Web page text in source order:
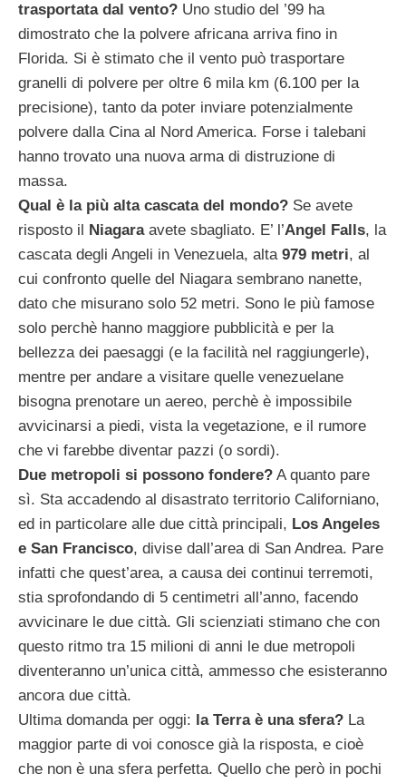
trasportata dal vento? Uno studio del ’99 ha
dimostrato che la polvere africana arriva fino in
Florida. Si è stimato che il vento può trasportare
granelli di polvere per oltre 6 mila km (6.100 per la
precisione), tanto da poter inviare potenzialmente
polvere dalla Cina al Nord America. Forse i talebani
hanno trovato una nuova arma di distruzione di
massa.
Qual è la più alta cascata del mondo? Se avete
risposto il Niagara avete sbagliato. E’ l’Angel Falls, la
cascata degli Angeli in Venezuela, alta 979 metri, al
cui confronto quelle del Niagara sembrano nanette,
dato che misurano solo 52 metri. Sono le più famose
solo perchè hanno maggiore pubblicità e per la
bellezza dei paesaggi (e la facilità nel raggiungerle),
mentre per andare a visitare quelle venezuelane
bisogna prenotare un aereo, perchè è impossibile
avvicinarsi a piedi, vista la vegetazione, e il rumore
che vi farebbe diventar pazzi (o sordi).
Due metropoli si possono fondere? A quanto pare
sì. Sta accadendo al disastrato territorio Californiano,
ed in particolare alle due città principali, Los Angeles
e San Francisco, divise dall’area di San Andrea. Pare
infatti che quest’area, a causa dei continui terremoti,
stia sprofondando di 5 centimetri all’anno, facendo
avvicinare le due città. Gli scienziati stimano che con
questo ritmo tra 15 milioni di anni le due metropoli
diventeranno un’unica città, ammesso che esisteranno
ancora due città.
Ultima domanda per oggi: la Terra è una sfera? La
maggior parte di voi conosce già la risposta, e cioè
che non è una sfera perfetta. Quello che però in pochi